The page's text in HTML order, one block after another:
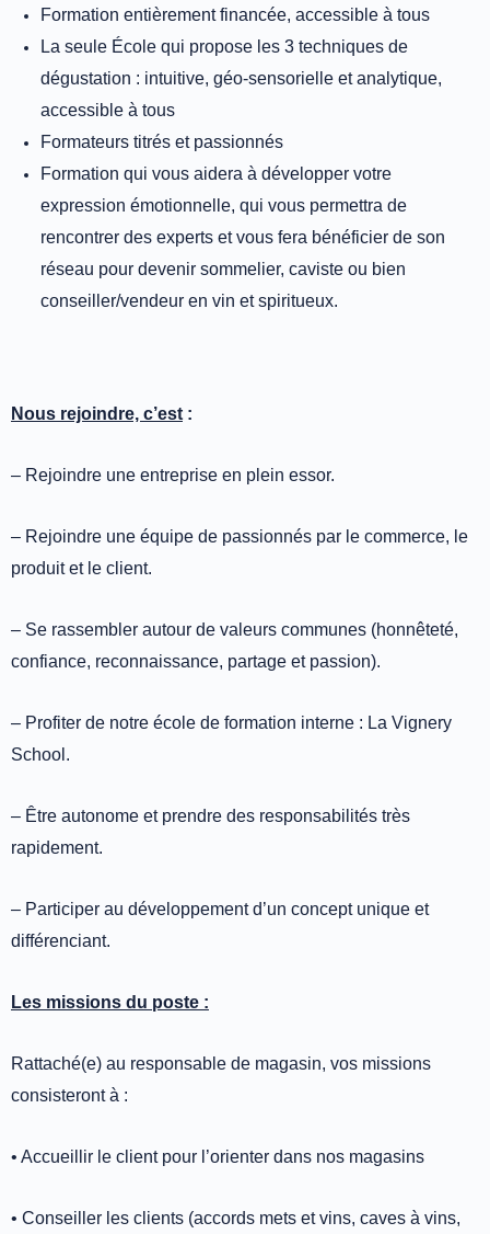
Formation entièrement financée, accessible à tous
La seule École qui propose les 3 techniques de
dégustation : intuitive, géo-sensorielle et analytique,
accessible à tous
Formateurs titrés et passionnés
Formation qui vous aidera à développer votre
expression émotionnelle, qui vous permettra de
rencontrer des experts et vous fera bénéficier de son
réseau pour devenir sommelier, caviste ou bien
conseiller/vendeur en vin et spiritueux.
Nous rejoindre, c’est :
– Rejoindre une entreprise en plein essor.
– Rejoindre une équipe de passionnés par le commerce, le
produit et le client.
– Se rassembler autour de valeurs communes (honnêteté,
confiance, reconnaissance, partage et passion).
– Profiter de notre école de formation interne : La Vignery
School.
– Être autonome et prendre des responsabilités très
rapidement.
– Participer au développement d’un concept unique et
différenciant.
Les missions du poste :
Rattaché(e) au responsable de magasin, vos missions
consisteront à :
• Accueillir le client pour l’orienter dans nos magasins
• Conseiller les clients (accords mets et vins, caves à vins,